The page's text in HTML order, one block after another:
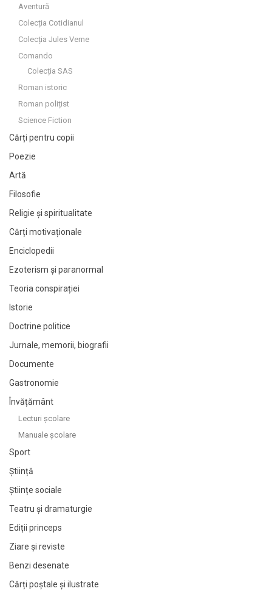
Aventură
Colecția Cotidianul
Colecția Jules Verne
Comando
Colecția SAS
Roman istoric
Roman polițist
Science Fiction
Cărți pentru copii
Poezie
Artă
Filosofie
Religie și spiritualitate
Cărți motivaționale
Enciclopedii
Ezoterism și paranormal
Teoria conspirației
Istorie
Doctrine politice
Jurnale, memorii, biografii
Documente
Gastronomie
Învățământ
Lecturi şcolare
Manuale şcolare
Sport
Știință
Științe sociale
Teatru și dramaturgie
Ediții princeps
Ziare şi reviste
Benzi desenate
Cărți poștale și ilustrate